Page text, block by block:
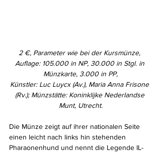
2 €, Parameter wie bei der Kursmünze,
Auflage: 105.000 in NP, 30.000 in Stgl. in
Münzkarte, 3.000 in PP,
Künstler: Luc Luycx (Av.), Maria Anna Frisone
(Rv.); Münzstätte: Koninklijke Nederlandse
Munt, Utrecht.
Die Münze zeigt auf ihrer nationalen Seite
einen leicht nach links hin stehenden
Pharaonenhund und nennt die Legende IL-